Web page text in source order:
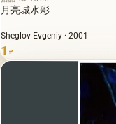
月亮城水彩
Sheglov Evgeniy · 2001
1 ₽